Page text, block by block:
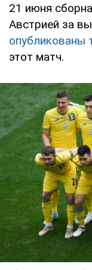
21 июня
Австрией за
опубликованы
этот матч.